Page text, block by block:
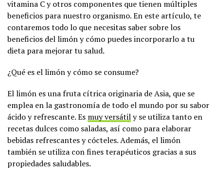
vitamina C y otros componentes que tienen múltiples
beneficios para nuestro organismo. En este artículo, te
contaremos todo lo que necesitas saber sobre los
beneficios del limón y cómo puedes incorporarlo a tu
dieta para mejorar tu salud.
¿Qué es el limón y cómo se consume?
El limón es una fruta cítrica originaria de Asia, que se
emplea en la gastronomía de todo el mundo por su sabor
ácido y refrescante. Es muy versátily se utiliza tanto en
recetas dulces como saladas, así como para elaborar
bebidas refrescantes y cócteles. Además, el limón
también se utiliza con fines terapéuticos gracias a sus
propiedades saludables.